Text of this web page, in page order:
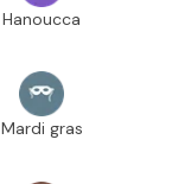
Hanoucca
Mardi gras